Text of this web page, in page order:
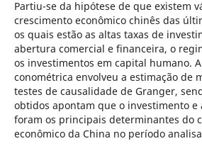
Partiu-se da hipótese de que existem
crescimento econômico chinês das
os quais estão as altas taxas de
abertura comercial e financeira, o
os investimentos em capital humano.
conométrica envolveu a estimação de
testes de causalidade de Granger,
obtidos apontam que o investimento e
foram os principais determinantes do
econômico da China no período